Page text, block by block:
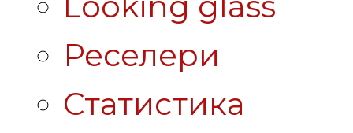
Реселери
Статистика